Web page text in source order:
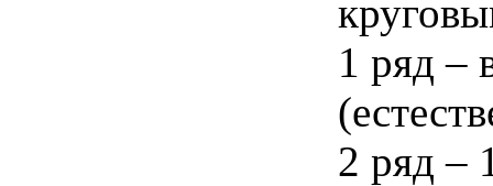
1 ряд –
2 ряд –